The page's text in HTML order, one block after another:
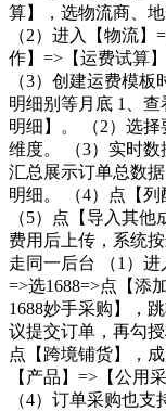
算】，选物流商、
（2）进入【物流
作】=>【运费试算
（3）创建运费模
明细别等月底 1、
明细】。 （2）选
维度。 （3）实时
汇总展示订单总数
明细。 （4）点【列
（5）点【导入其
费用后上传，系统
走同一后台 （1）进
=>选1688=>点【添
1688妙手采购】，
议提交订单，再勾
点【跨境铺货】，
【产品】=>【公用
（4）订单采购也